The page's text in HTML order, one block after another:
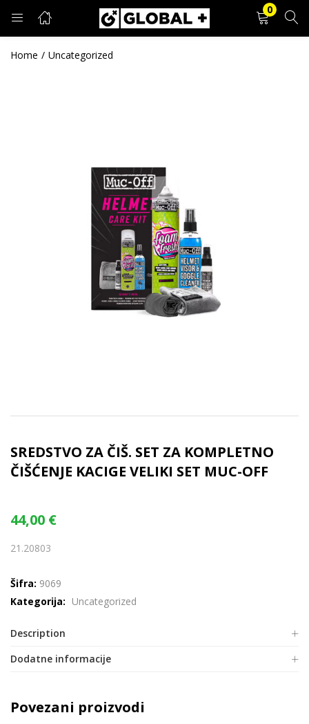
0
PRIJAVA REGISTRACIJA
Prijava
Zaboravljena lozinka?
Home Uncategorized
SREDSTVO ZA ČIŠ. SET ZA KOMPLETNO
ČIŠĆENJE KACIGE VELIKI SET MUC-OFF
44,00 €
21.20803
Šifra: 9069
Kategorija: Uncategorized
Description
Dodatne informacije
Povezani proizvodi